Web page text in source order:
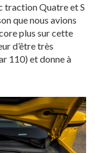
traction Quatre et S
que nous avions
plus sur cette
d’être très
110) et donne à